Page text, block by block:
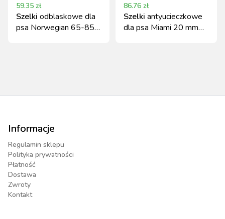
59.35 zł
Szelki odblaskowe dla
psa Norwegian 65-85
86.76 zł
Szelki antyucieczkowe
dla psa Miami 20 mm
Informacje
Regulamin sklepu
Polityka prywatności
Płatność
Dostawa
Zwroty
Kontakt